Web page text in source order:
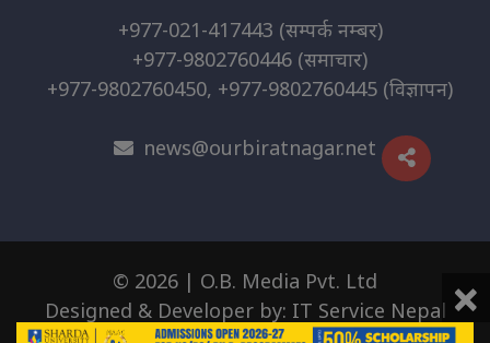
+977-021-417443 (सम्पर्क नम्बर)
+977-9802760446 (समाचार)
+977-9802760450, +977-9802760445 (विज्ञापन)
news@ourbiratnagar.net
© 2026 | O.B. Media Pvt. Ltd
Designed & Developer by: IT Service Nepal ×